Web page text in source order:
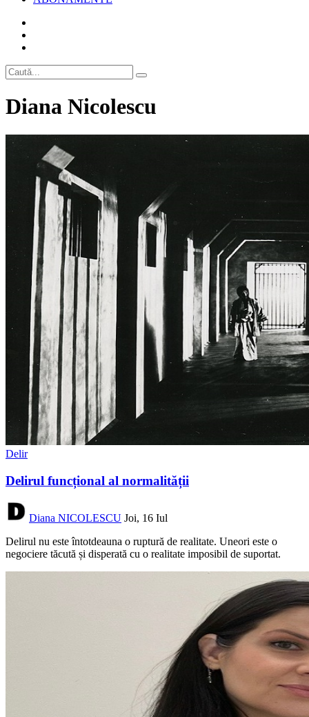
Diana Nicolescu
Delir
Delirul funcțional al normalității
Diana NICOLESCU Joi, 16 Iul
Delirul nu este întotdeauna o ruptură de realitate. Uneori este o
negociere tăcută și disperată cu o realitate imposibil de suportat.